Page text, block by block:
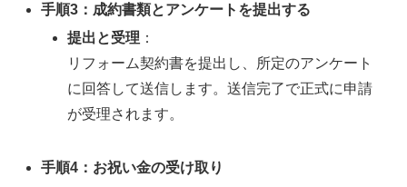
手順3：成約書類とアンケートを提出する
提出と受理 ：
リフォーム契約書を提出し、所定のアンケート
に回答して送信します。送信完了で正式に申請
が受理されます。
手順4：お祝い金の受け取り